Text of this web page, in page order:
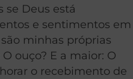
se Deus está
e sentimentos em
minhas próprias
ouço? E a maior: O
o recebimento de